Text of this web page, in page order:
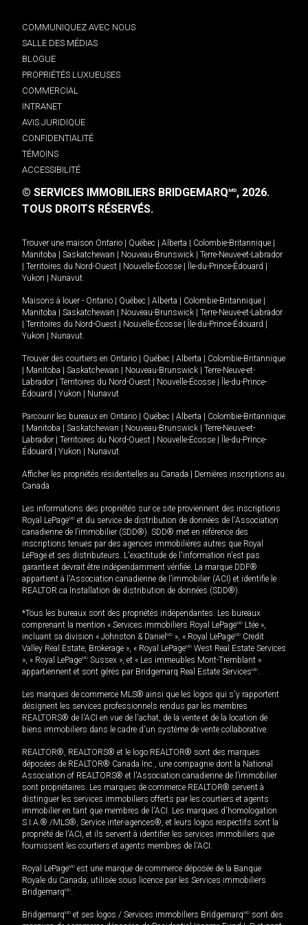
COMMUNIQUEZ AVEC NOUS
SALLE DES MÉDIAS
BLOGUE
PROPRIÉTÉS LUXUEUSES
COMMERCIAL
INTRANET
AVIS JURIDIQUE
CONFIDENTIALITÉ
TÉMOINS
ACCESSIBILITÉ
© SERVICES IMMOBILIERS BRIDGEMARQMD, 2026.
TOUS DROITS RÉSERVÉS.
Trouver une maison Ontario Québec Alberta Colombie-Britannique
Manitoba
Saskatchewan Nouveau-Brunswick
Terre-Neuve-et-Labrador
Territoires du Nord-Ouest Nouvelle-Écosse Île-du-Prince-Édouard
Yukon
Nunavut.
Maisons à louer - Ontario Québec Alberta Colombie-Britannique
Manitoba
Saskatchewan Nouveau-Brunswick
Terre-Neuve-et-Labrador
Territoires du Nord-Ouest Nouvelle-Écosse Île-du-Prince-Édouard
Yukon
Nunavut.
Trouver des courtiers en Ontario Québec Alberta
Colombie-Britannique
Manitoba Saskatchewan Nouveau-Brunswick
Terre-Neuve-et-
Labrador
Territoires du Nord-Ouest Nouvelle-Écosse
Île-du-Prince-
Édouard
Yukon Nunavut
Parcourir les bureaux en Ontario Québec Alberta
Colombie-Britannique
Manitoba Saskatchewan Nouveau-Brunswick
Terre-Neuve-et-
Labrador
Territoires du Nord-Ouest Nouvelle-Écosse
Île-du-Prince-
Édouard
Yukon Nunavut
Afficher les propriétés résidentielles au Canada
Dernières inscriptions au
Canada
Les informations des propriétés sur ce site proviennent des inscriptions
Royal LePageMD et du service de distribution de données de l'Association
canadienne de l’immobilier (SDD®). SDD® met en référence des
inscriptions tenues par des agences immobilières autres que Royal
LePage et ses distributeurs. L'exactitude de l'information n'est pas
garantie et devrait être indépendamment vérifiée. La marque DDF®
appartient à l'Association canadienne de l’immobilier (ACI) et identifie le
REALTOR.ca Installation de distribution de données (SDD®).
*Tous les bureaux sont des propriétés indépendantes. Les bureaux
comprenant la mention « Services immobiliers Royal LePageMD Ltée »,
incluant sa division « Johnston & Daniel MD », « Royal LePageMD Credit
Valley Real Estate, Brokerage », « Royal LePageMD West Real Estate Services
», « Royal LePageMD Sussex », et « Les immeubles Mont-Tremblant »
appartiennent et sont gérés par Bridgemarq Real Estate ServicesMD.
Les marques de commerce MLS® ainsi que les logos qui s'y rapportent
désignent les services professionnels rendus par les membres
REALTORS® de l'ACI en vue de l'achat, de la vente et de la location de
biens immobiliers dans le cadre d'un système de vente collaborative.
REALTOR®, REALTORS® et le logo REALTOR® sont des marques
déposées de REALTOR® Canada Inc., une compagnie dont la National
Association of REALTORS® et l'Association canadienne de l’immobilier
sont propriétaires. Les marques de commerce REALTOR® servent à
distinguer les services immobiliers offerts par les courtiers et agents
immobilier en tant que membres de l'ACI. Les marques d'homologation
S.I.A.® /MLS®, Service inter-agences®, et leurs logos respectifs sont la
propriété de l'ACI, et ils servent à identifier les services immobiliers que
fournissent les courtiers et agents membres de l'ACI.
Royal LePageMD est une marque de commerce déposée de la Banque
Royale du Canada, utilisée sous licence par les Services immobiliers
BridgemarqMD.
BridgemarqMD et ses logos / Services immobiliers BridgemarqMD sont des